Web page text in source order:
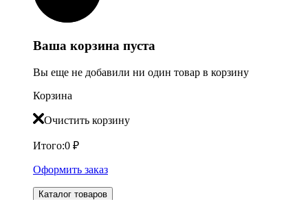
Ваша корзина пуста
Вы еще не добавили ни один товар в корзину
Корзина
Очистить корзину
Итого:0 ₽
Оформить заказ
Каталог товаров